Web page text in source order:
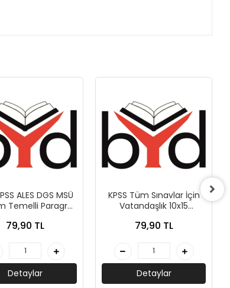
ALES DGS MSÜ
Temelli Paragraf
Yayıncılık
79,90 TL
Detaylar
KPSS Tüm Sınavlar İçin
Vatandaşlık 10x15
Yayıncılık
79,90 TL
Detaylar